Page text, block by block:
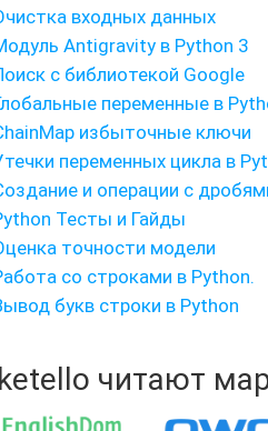
входных данных
Antigravity в Python 3
с библиотекой Google
переменные в
избыточные ключи
переменных цикла в
и операции с
Тесты и Гайды
точности модели
со строками в Python.
букв строки в Python
читают